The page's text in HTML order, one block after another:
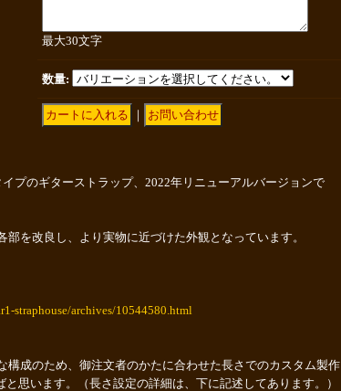
最大30文字
数量:
｜
プのギターストラップ、2022年リニューアルバージョンで
を改良し、より実物に近づけた外観となっています。
straphouse/archives/10544580.html
成のため、御注文者のかたに合わせた長さでのカスタム製作
思います。（長さ設定の詳細は、下に記述してあります。）